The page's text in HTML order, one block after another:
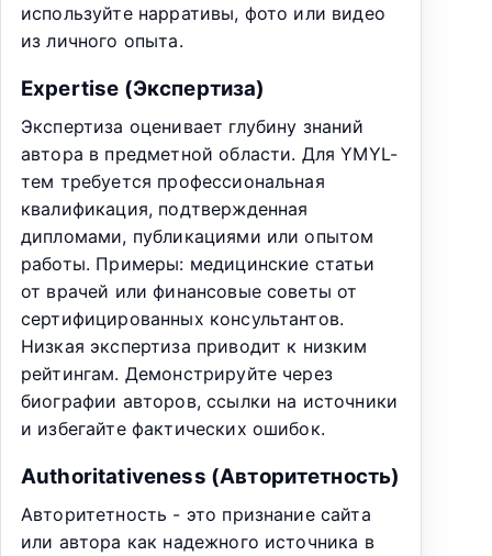
используйте нарративы, фото или видео
из личного опыта.
Expertise (Экспертиза)
Экспертиза оценивает глубину знаний
автора в предметной области. Для YMYL-
тем требуется профессиональная
квалификация, подтвержденная
дипломами, публикациями или опытом
работы. Примеры: медицинские статьи
от врачей или финансовые советы от
сертифицированных консультантов.
Низкая экспертиза приводит к низким
рейтингам. Демонстрируйте через
биографии авторов, ссылки на источники
и избегайте фактических ошибок.
Authoritativeness (Авторитетность)
Авторитетность - это признание сайта
или автора как надежного источника в